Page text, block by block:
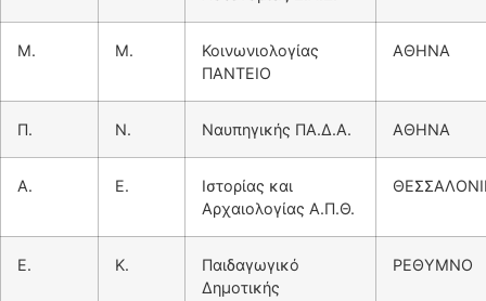
Μ. Μ.
Κοινωνιολογίας
ΠΑΝΤΕΙΟ
ΑΘΗΝΑ
Π. Ν. Ναυπηγικής ΠΑ.Δ.Α. ΑΘΗΝΑ
Α. Ε.
Ιστορίας και
Αρχαιολογίας Α.Π.Θ.
Ε. Κ.
Παιδαγωγικό
Δημοτικής
ΡΕΘΥΜΝΟ